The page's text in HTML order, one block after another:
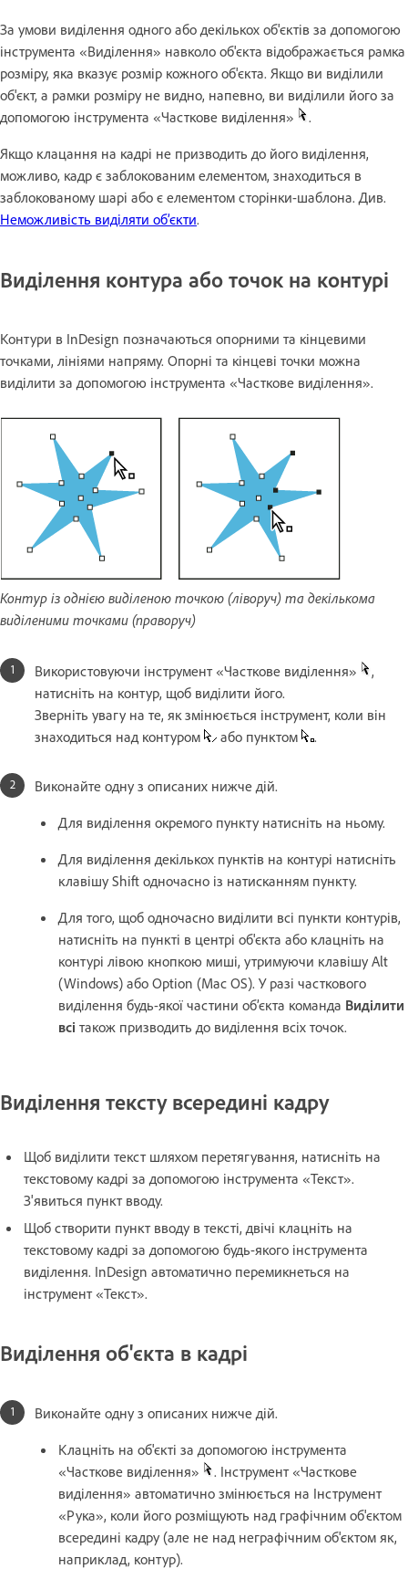
За умови виділення одного або декількох об'єктів за допомогою
інструмента «Виділення» навколо об'єкта відображається рамка
розміру, яка вказує розмір кожного об'єкта. Якщо ви виділили
об'єкт, а рамки розміру не видно, напевно, ви виділили його за
допомогою інструмента «Часткове виділення»
.
Якщо клацання на кадрі не призводить до його виділення,
можливо, кадр є заблокованим елементом, знаходиться в
заблокованому шарі або є елементом сторінки-шаблона. Див.
Неможливість виділяти об’єкти.
Виділення контура або точок на контурі
Контури в InDesign позначаються опорними та кінцевими
точками, лініями напряму. Опорні та кінцеві точки можна
виділити за допомогою інструмента «Часткове виділення».
Контур із однією виділеною точкою (ліворуч) та декількома
виділеними точками (праворуч)
Використовуючи інструмент «Часткове виділення»
,
натисніть на контур, щоб виділити його.
Зверніть увагу на те, як змінюється інструмент, коли він
знаходиться над контуром
або пунктом .
Виконайте одну з описаних нижче дій.
Для виділення окремого пункту натисніть на ньому.
Для виділення декількох пунктів на контурі натисніть
клавішу Shift одночасно із натисканням пункту.
Для того, щоб одночасно виділити всі пункти контурів,
натисніть на пункті в центрі об'єкта або клацніть на
контурі лівою кнопкою миші, утримуючи клавішу Alt
(Windows) або Option (Mac OS). У разі часткового
виділення будь-якої частини об’єкта команда Виділити
всі також призводить до виділення всіх точок.
Виділення тексту всередині кадру
Щоб виділити текст шляхом перетягування, натисніть на
текстовому кадрі за допомогою інструмента «Текст».
З'явиться пункт вводу.
Щоб створити пункт вводу в тексті, двічі клацніть на
текстовому кадрі за допомогою будь-якого інструмента
виділення. InDesign автоматично перемикнеться на
інструмент «Текст».
Виділення об'єкта в кадрі
Виконайте одну з описаних нижче дій.
Клацніть на об'єкті за допомогою інструмента
«Часткове виділення»
. Інструмент «Часткове
виділення» автоматично змінюється на Інструмент
«Рука», коли його розміщують над графічним об'єктом
всередині кадру (але не над неграфічним об'єктом як,
наприклад, контур).